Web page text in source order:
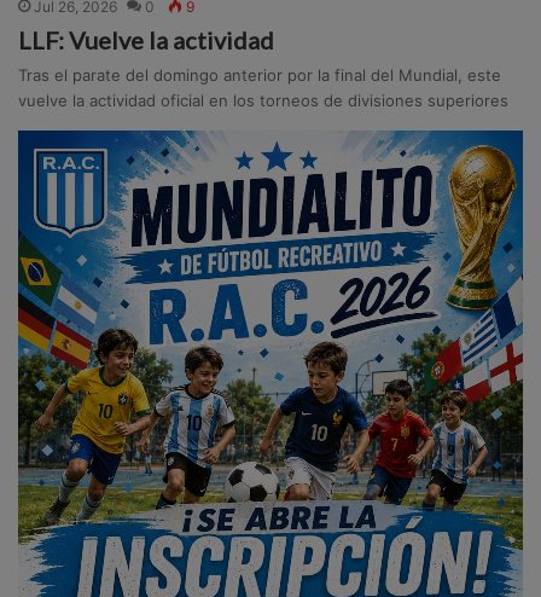
Jul 26, 2026 0 9
LLF: Vuelve la actividad
Tras el parate del domingo anterior por la final del Mundial, este
vuelve la actividad oficial en los torneos de divisiones superiores